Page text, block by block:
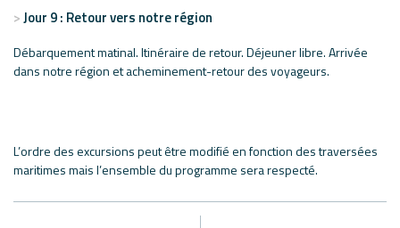
Jour 9 : Retour vers notre région
Débarquement matinal. Itinéraire de retour. Déjeuner libre. Arrivée
dans notre région et acheminement-retour des voyageurs.
L’ordre des excursions peut être modifié en fonction des traversées
maritimes mais l’ensemble du programme sera respecté.